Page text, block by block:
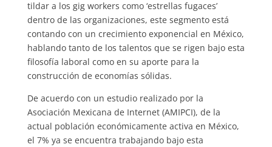
tildar a los gig workers como ‘estrellas fugaces’
dentro de las organizaciones, este segmento está
contando con un crecimiento exponencial en México,
hablando tanto de los talentos que se rigen bajo esta
filosofía laboral como en su aporte para la
construcción de economías sólidas.
De acuerdo con un estudio realizado por la
Asociación Mexicana de Internet (AMIPCI), de la
actual población económicamente activa en México,
el 7% ya se encuentra trabajando bajo esta